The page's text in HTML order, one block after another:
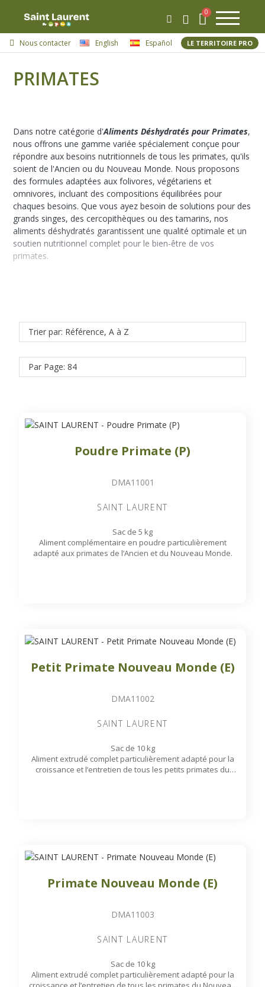
Nous contacter English Español LE TERRITOIRE PRO
PRIMATES
Dans notre catégorie d'Aliments Déshydratés pour Primates,
nous offrons une gamme variée spécialement conçue pour
répondre aux besoins nutritionnels de tous les primates, qu'ils
soient de l'Ancien ou du Nouveau Monde. Nous proposons
des formules adaptées aux folivores, végétariens et
omnivores, incluant des compositions équilibrées pour
chaques besoins. Que vous ayez besoin de solutions pour des
grands singes, des cercopithèques ou des tamarins, nos
aliments déshydratés garantissent une qualité optimale et un
soutien nutritionnel complet pour le bien-être de vos
primates.
Trier par: Référence, A à Z
Par Page: 84
Poudre Primate (P)
DMA11001
SAINT LAURENT
Sac de 5 kg
Aliment complémentaire en poudre particulièrement
adapté aux primates de l’Ancien et du Nouveau Monde.
Petit Primate Nouveau Monde (E)
DMA11002
SAINT LAURENT
Sac de 10 kg
Aliment extrudé complet particulièrement adapté pour la
croissance et l’entretien de tous les petits primates du
Primate Nouveau Monde (E)
DMA11003
SAINT LAURENT
Sac de 10 kg
Aliment extrudé complet particulièrement adapté pour la